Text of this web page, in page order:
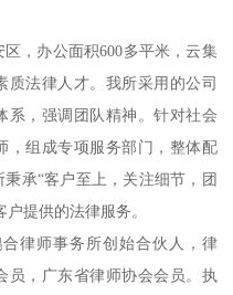
，办公面积600多平米，云集
质法律人才。我所采用的公司
系，强调团队精神。针对社会
，组成专项服务部门，整体配
承“客户至上，关注细节，团
提供的法律服务。
律师事务所创始合伙人，律
员，广东省律师协会会员。执